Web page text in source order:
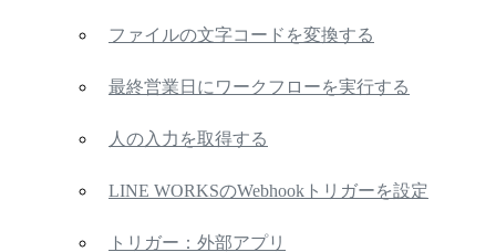
ファイルの文字コードを変換する
最終営業日にワークフローを実行する
人の入力を取得する
LINE WORKSのWebhookトリガーを設定
トリガー：外部アプリ